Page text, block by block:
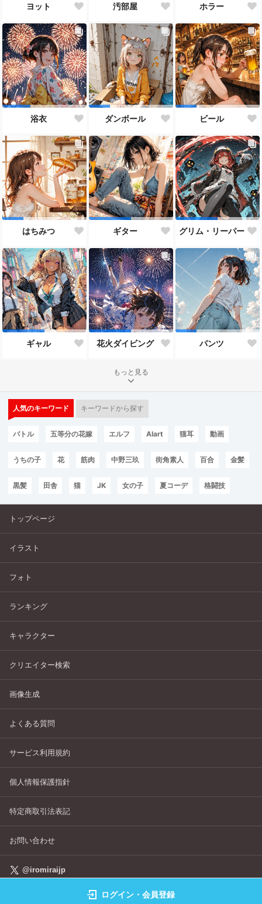
ヨット 汚部屋 ホラー
浴衣 ダンボール ビール
はちみつ ギター グリム・リーパー
ギャル 花火ダイビング パンツ
もっと見る
人気のキーワード キーワードから探す
バトル 五等分の花嫁 エルフ AIart 猫耳 動画
うちの子 花 筋肉 中野三玖 街角素人 百合 金髪
黒髪 田舎 猫 JK 女の子 夏コーデ 格闘技
トップページ
イラスト
フォト
ランキング
キャラクター
クリエイター検索
画像生成
よくある質問
サービス利用規約
個人情報保護指針
特定商取引法表記
お問い合わせ
@iromiraijp
©IROMIRAI Cosplayers Archive All Right's Reserved.
ログイン・会員登録